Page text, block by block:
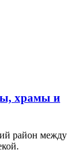
храмы и
район между